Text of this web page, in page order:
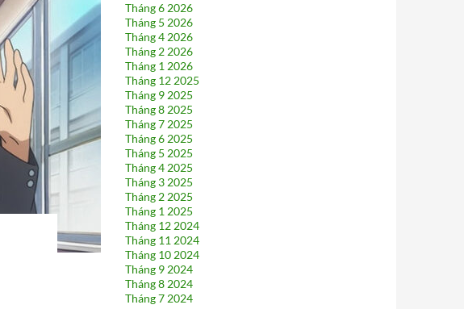
Tháng 6 2026
Tháng 5 2026
Tháng 4 2026
Tháng 2 2026
Tháng 1 2026
Tháng 12 2025
Tháng 9 2025
Tháng 8 2025
Tháng 7 2025
Tháng 6 2025
Tháng 5 2025
Tháng 4 2025
Tháng 3 2025
Tháng 2 2025
Tháng 1 2025
Tháng 12 2024
Tháng 11 2024
Tháng 10 2024
Tháng 9 2024
Tháng 8 2024
Tháng 7 2024